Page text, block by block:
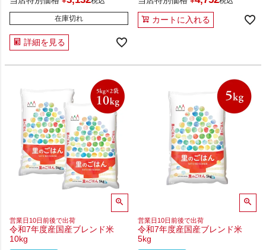
在庫切れ
詳細を見る
カートに入れる
営業日10日前後で出荷
令和7年度産国産ブレンド米
10kg
営業日10日前後で出荷
令和7年度産国産ブレンド米
5kg